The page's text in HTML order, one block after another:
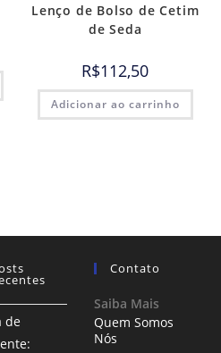
Lenço de Bolso de Cetim
de Seda
R$112,50
Adicionar ao carrinho
de
Contato
Saiba Mais
Quem Somos
Nós